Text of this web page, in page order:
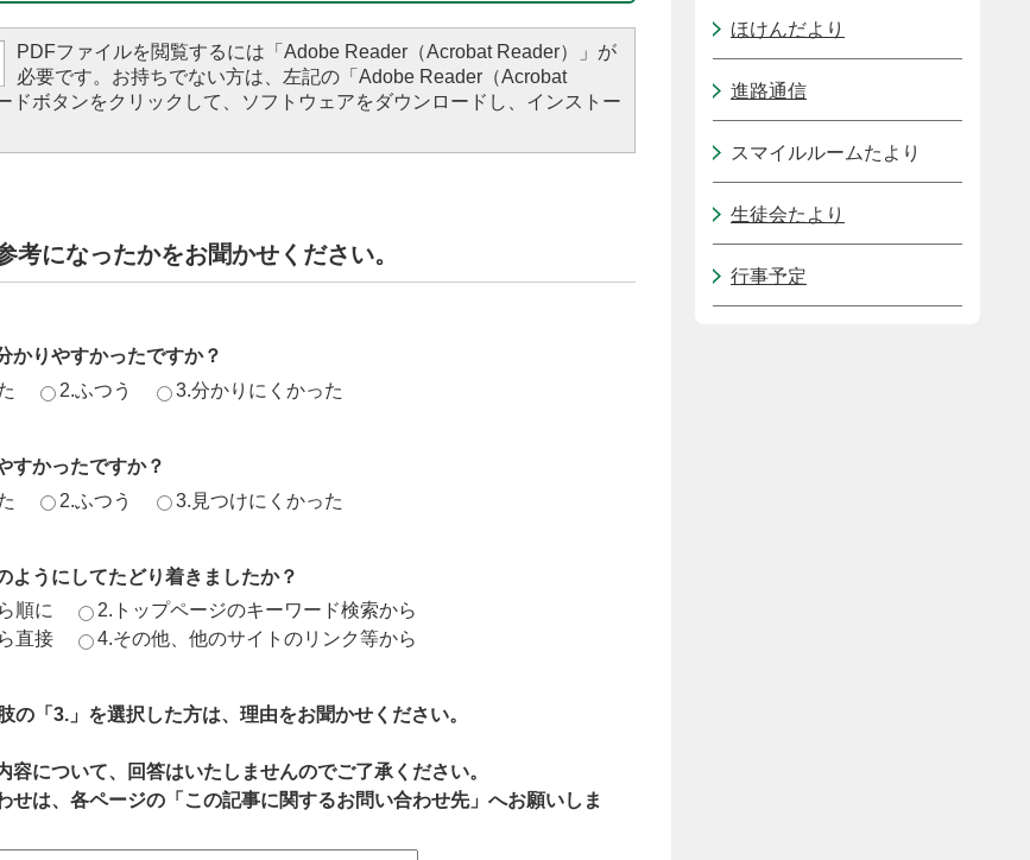
PDFファイルを閲覧するには「Adobe Reader（Acrobat Reader）」が
必要です。お持ちでない方は、左記の「Adobe Reader（Acrobat
ドボタンをクリックして、ソフトウェアをダウンロードし、インストー
考になったかをお聞かせください。
かりやすかったですか？
2.ふつう 3.分かりにくかった
すかったですか？
2.ふつう 3.見つけにくかった
ようにしてたどり着きましたか？
順に
2.トップページのキーワード検索から
直接
4.その他、他のサイトのリンク等から
の「3.」を選択した方は、理由をお聞かせください。
容について、回答はいたしませんのでご了承ください。
せは、各ページの「この記事に関するお問い合わせ先」へお願いしま
ほけんだより
進路通信
スマイルルームたより
生徒会たより
行事予定